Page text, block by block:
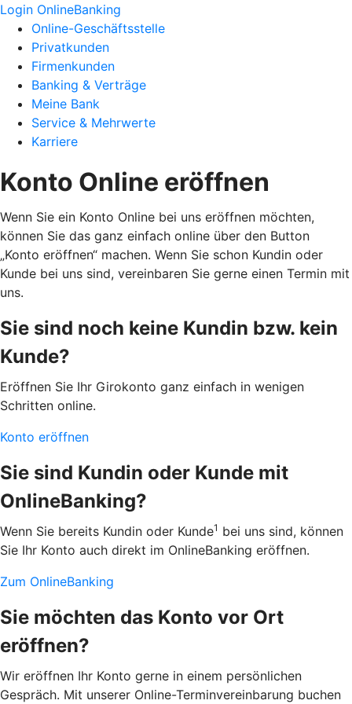
Login OnlineBanking
Online-Geschäftsstelle
Privatkunden
Firmenkunden
Banking & Verträge
Meine Bank
Service & Mehrwerte
Karriere
Konto Online eröffnen
Wenn Sie ein Konto Online bei uns eröffnen möchten,
können Sie das ganz einfach online über den Button
„Konto eröffnen“ machen. Wenn Sie schon Kundin oder
Kunde bei uns sind, vereinbaren Sie gerne einen Termin mit
uns.
Sie sind noch keine Kundin bzw. kein
Kunde?
Eröffnen Sie Ihr Girokonto ganz einfach in wenigen
Schritten online.
Konto eröffnen
Sie sind Kundin oder Kunde mit
OnlineBanking?
Wenn Sie bereits Kundin oder Kunde1 bei uns sind, können
Sie Ihr Konto auch direkt im OnlineBanking eröffnen.
Zum OnlineBanking
Sie möchten das Konto vor Ort
eröffnen?
Wir eröffnen Ihr Konto gerne in einem persönlichen
Gespräch. Mit unserer Online-Terminvereinbarung buchen